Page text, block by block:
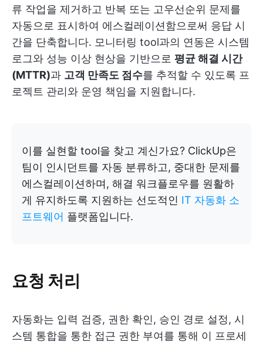
류 작업을 제거하고 반복 또는 고우선순위 문제를
자동으로 표시하여 에스컬레이션함으로써 응답 시
간을 단축합니다. 모니터링 tool과의 연동은 시스템
로그와 성능 이상 현상을 기반으로 평균 해결 시간
(MTTR)과 고객 만족도 점수를 추적할 수 있도록 프
로젝트 관리와 운영 책임을 지원합니다.
이를 실현할 tool을 찾고 계신가요? ClickUp은
팀이 인시던트를 자동 분류하고, 중대한 문제를
에스컬레이션하며, 해결 워크플로우를 원활하
게 유지하도록 지원하는 선도적인 IT 자동화 소
프트웨어 플랫폼입니다.
요청 처리
자동화는 입력 검증, 권한 확인, 승인 경로 설정, 시
스템 통합을 통한 접근 권한 부여를 통해 이 프로세